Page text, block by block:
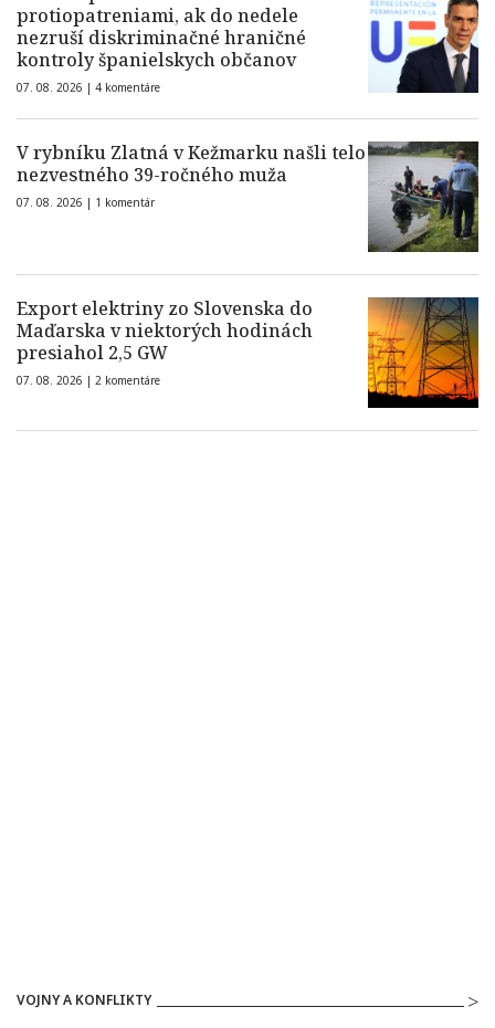
protiopatreniami, ak do nedele
nezruší diskriminačné hraničné
kontroly španielskych občanov
07. 08. 2026 | 4 komentáre
V rybníku Zlatná v Kežmarku našli telo
nezvestného 39-ročného muža
07. 08. 2026 | 1 komentár
Export elektriny zo Slovenska do
Maďarska v niektorých hodinách
presiahol 2,5 GW
07. 08. 2026 | 2 komentáre
VOJNY A KONFLIKTY